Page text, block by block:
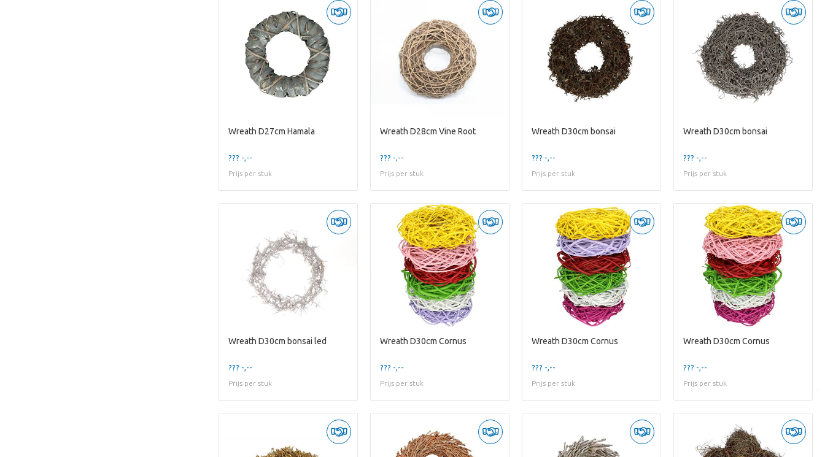
Wreath D27cm Hamala
??? -,--
Prijs per stuk
Wreath D28cm Vine Root
??? -,--
Prijs per stuk
Wreath D30cm bonsai
??? -,--
Prijs per stuk
Wreath D30cm bonsai
??? -,--
Prijs per stuk
Wreath D30cm bonsai led
??? -,--
Prijs per stuk
Wreath D30cm Cornus
??? -,--
Prijs per stuk
Wreath D30cm Cornus
??? -,--
Prijs per stuk
Wreath D30cm Cornus
??? -,--
Prijs per stuk